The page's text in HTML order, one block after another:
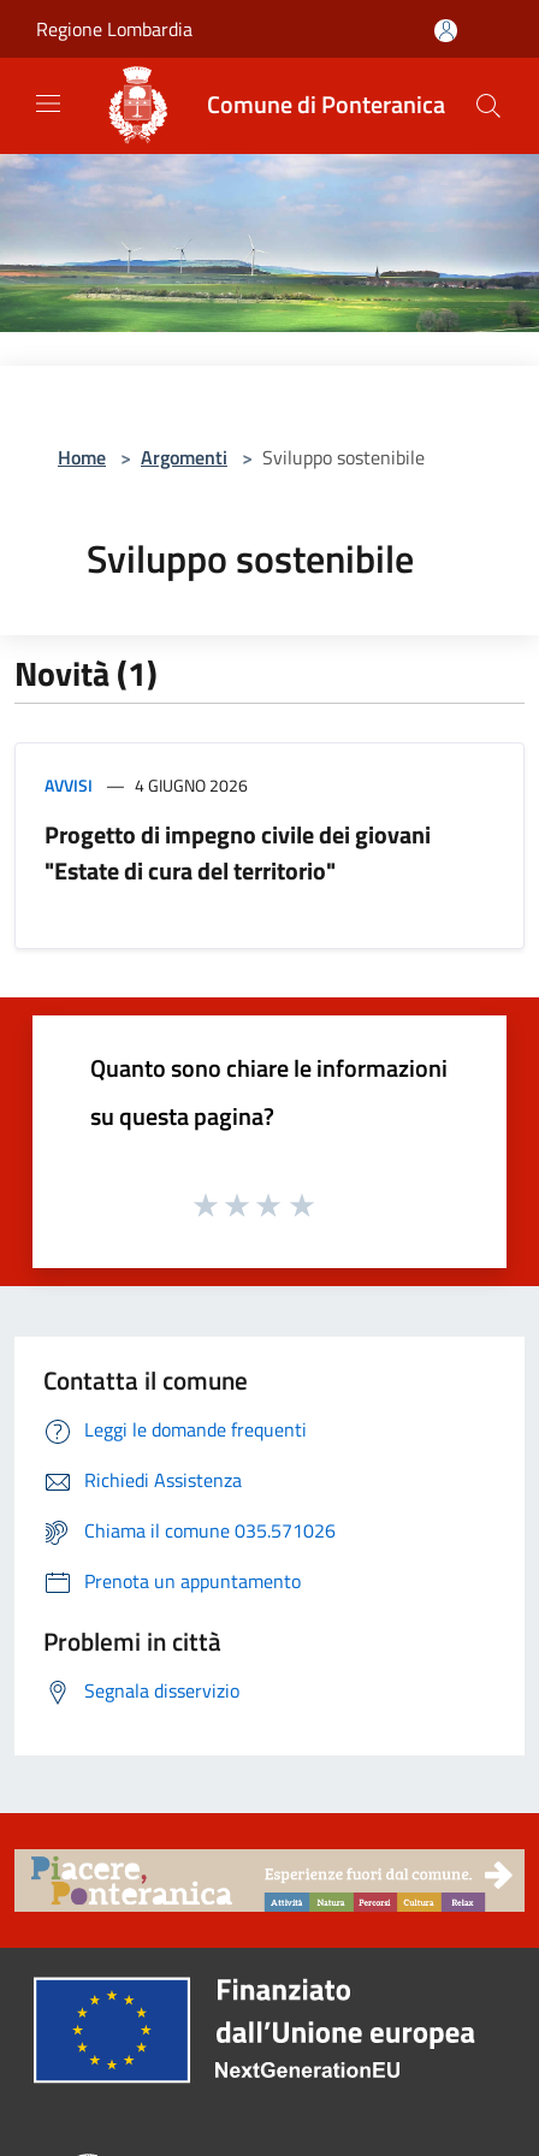
Regione Lombardia
Comune di Ponteranica
Home > Argomenti > Sviluppo sostenibile
Sviluppo sostenibile
Novità (1)
AVVISI 4 GIUGNO 2026
Progetto di impegno civile dei giovani
"Estate di cura del territorio"
Quanto sono chiare le informazioni
su questa pagina?
Contatta il comune
Leggi le domande frequenti
Richiedi Assistenza
Chiama il comune 035.571026
Prenota un appuntamento
Problemi in città
Segnala disservizio